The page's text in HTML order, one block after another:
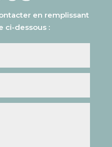
en remplissant
ci-dessous :